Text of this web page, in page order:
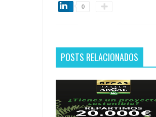
0
POSTS RELACIONADOS